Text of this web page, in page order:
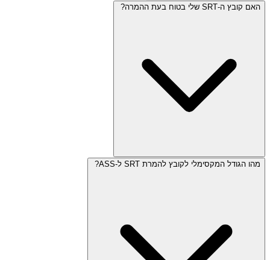
האם קובץ ה-SRT שלי בטוח בעת ההמרה?
מהו הגודל המקסימלי לקובץ להמרת SRT ל-ASS?